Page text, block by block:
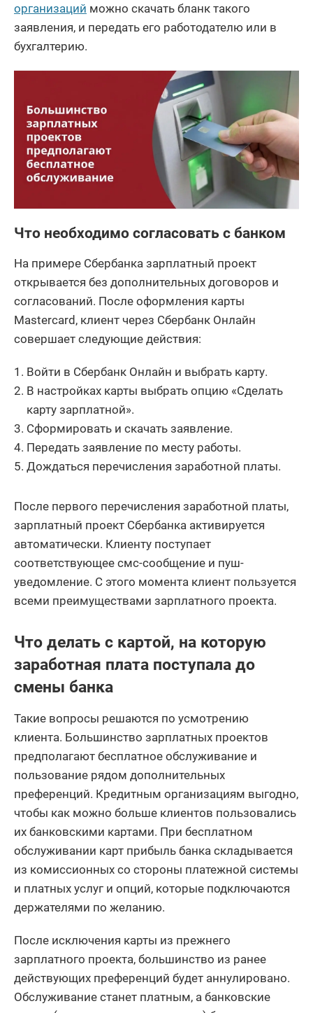
организаций можно скачать бланк такого
заявления, и передать его работодателю или в
бухгалтерию.
Что необходимо согласовать с банком
На примере Сбербанка зарплатный проект
открывается без дополнительных договоров и
согласований. После оформления карты
Mastercard, клиент через Сбербанк Онлайн
совершает следующие действия:
Войти в Сбербанк Онлайн и выбрать карту.
В настройках карты выбрать опцию «Сделать
карту зарплатной».
Сформировать и скачать заявление.
Передать заявление по месту работы.
Дождаться перечисления заработной платы.
После первого перечисления заработной платы,
зарплатный проект Сбербанка активируется
автоматически. Клиенту поступает
соответствующее смс-сообщение и пуш-
уведомление. С этого момента клиент пользуется
всеми преимуществами зарплатного проекта.
Что делать с картой, на которую
заработная плата поступала до
смены банка
Такие вопросы решаются по усмотрению
клиента. Большинство зарплатных проектов
предполагают бесплатное обслуживание и
пользование рядом дополнительных
преференций. Кредитным организациям выгодно,
чтобы как можно больше клиентов пользовались
их банковскими картами. При бесплатном
обслуживании карт прибыль банка складывается
из комиссионных со стороны платежной системы
и платных услуг и опций, которые подключаются
держателями по желанию.
После исключения карты из прежнего
зарплатного проекта, большинство из ранее
действующих преференций будет аннулировано.
Обслуживание станет платным, а банковские